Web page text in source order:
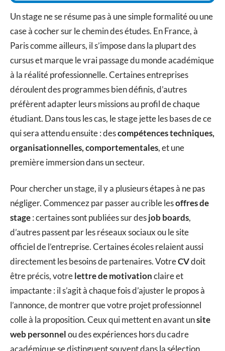
Un stage ne se résume pas à une simple formalité ou une
case à cocher sur le chemin des études. En France, à
Paris comme ailleurs, il s’impose dans la plupart des
cursus et marque le vrai passage du monde académique
à la réalité professionnelle. Certaines entreprises
déroulent des programmes bien définis, d’autres
préfèrent adapter leurs missions au profil de chaque
étudiant. Dans tous les cas, le stage jette les bases de ce
qui sera attendu ensuite : descompétences techniques,
organisationnelles, comportementales, et une
première immersion dans un secteur.
Pour chercher un stage, il y a plusieurs étapes à ne pas
négliger. Commencez par passer au crible lesoffres de
stage: certaines sont publiées sur desjob boards,
d’autres passent par les réseaux sociaux ou le site
officiel de l’entreprise. Certaines écoles relaient aussi
directement les besoins de partenaires. VotreCVdoit
être précis, votrelettre de motivationclaire et
impactante : il s’agit à chaque fois d’ajuster le propos à
l’annonce, de montrer que votre projet professionnel
colle à la proposition. Ceux qui mettent en avant unsite
web personnelou des expériences hors du cadre
académique se distinguent souvent dans la sélection.